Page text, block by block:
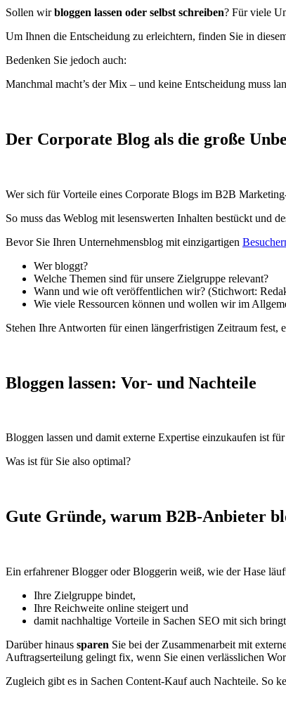
Sollen wirbloggen lassen oder selbst schreiben? Für viele
Um Ihnen die Entscheidung zu erleichtern, finden Sie in
Bedenken Sie jedoch auch:
Manchmal macht’s der Mix – und keine Entscheidung muss
Der Corporate Blog als die große
Wer sich für Vorteile eines Corporate Blogs im B2B
So muss das Weblog mit lesenswerten Inhalten bestückt und
Bevor Sie Ihren Unternehmensblog mit einzigartigen
Wer bloggt?
Welche Themen sind für unsere Zielgruppe relevant?
Wann und wie oft veröffentlichen wir? (Stichwort:
Wie viele Ressourcen können und wollen wir im
Stehen Ihre Antworten für einen längerfristigen Zeitraum fest,
Bloggen lassen: Vor- und Nachteile
Bloggen lassen und damit externe Expertise einzukaufen ist
Was ist für Sie also optimal?
Gute Gründe, warum B2B-Anbieter
Ein erfahrener Blogger oder Bloggerin weiß, wie der Hase
Ihre Zielgruppe bindet,
Ihre Reichweite online steigert und
damit nachhaltige Vorteile in Sachen SEO mit sich
Darüber hinaus sparen Sie bei der Zusammenarbeit mit
Auftragserteilung gelingt fix, wenn Sie einen verlässlichen
Zugleich gibt es in Sachen Content-Kauf auch Nachteile. So